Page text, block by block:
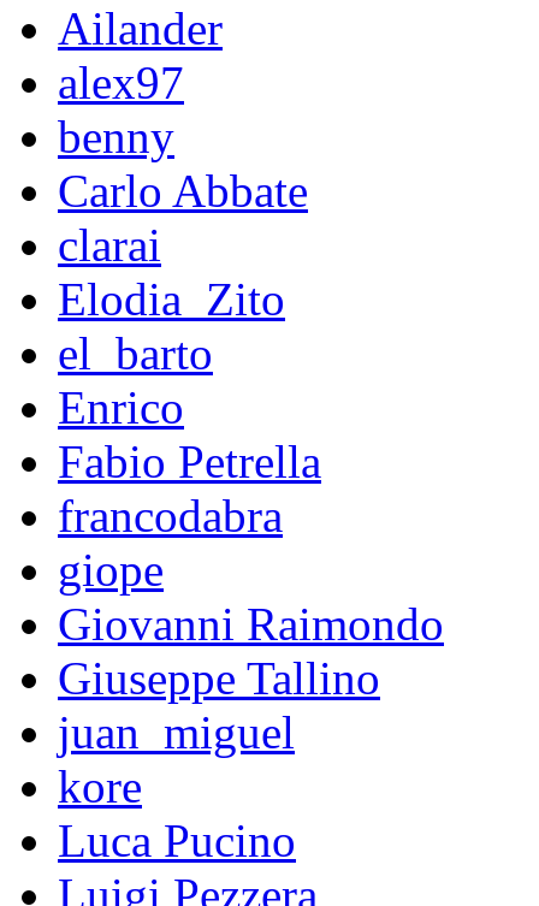
Ailander
alex97
benny
Carlo Abbate
clarai
Elodia_Zito
el_barto
Enrico
Fabio Petrella
francodabra
giope
Giovanni Raimondo
Giuseppe Tallino
juan_miguel
kore
Luca Pucino
Luigi Pezzera